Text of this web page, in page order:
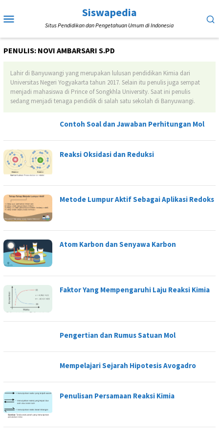
ke
Mobile
Siswapedia
Situs Pendidikan dan Pengetahuan Umum di Indonesia
PENULIS: NOVI AMBARSARI S.PD
Lahir di Banyuwangi yang merupakan lulusan pendidikan Kimia dari
Universitas Negeri Yogyakarta tahun 2017. Selain itu penulis juga sempat
menjadi mahasiswa di Prince of Songkhla University. Saat ini penulis
sedang menjadi tenaga pendidik di salah satu sekolah di Banyuwangi.
Contoh Soal dan Jawaban Perhitungan Mol
Reaksi Oksidasi dan Reduksi
Metode Lumpur Aktif Sebagai Aplikasi Redoks
Atom Karbon dan Senyawa Karbon
Faktor Yang Mempengaruhi Laju Reaksi Kimia
Pengertian dan Rumus Satuan Mol
Mempelajari Sejarah Hipotesis Avogadro
Penulisan Persamaan Reaksi Kimia